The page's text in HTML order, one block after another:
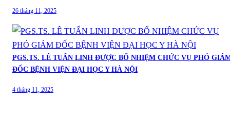
26 tháng 11, 2025
PGS.TS. LÊ TUẤN LINH ĐƯỢC BỔ NHIỆM CHỨC VỤ PHÓ
ĐỐC BỆNH VIỆN ĐẠI HỌC Y HÀ NỘI
4 tháng 11, 2025